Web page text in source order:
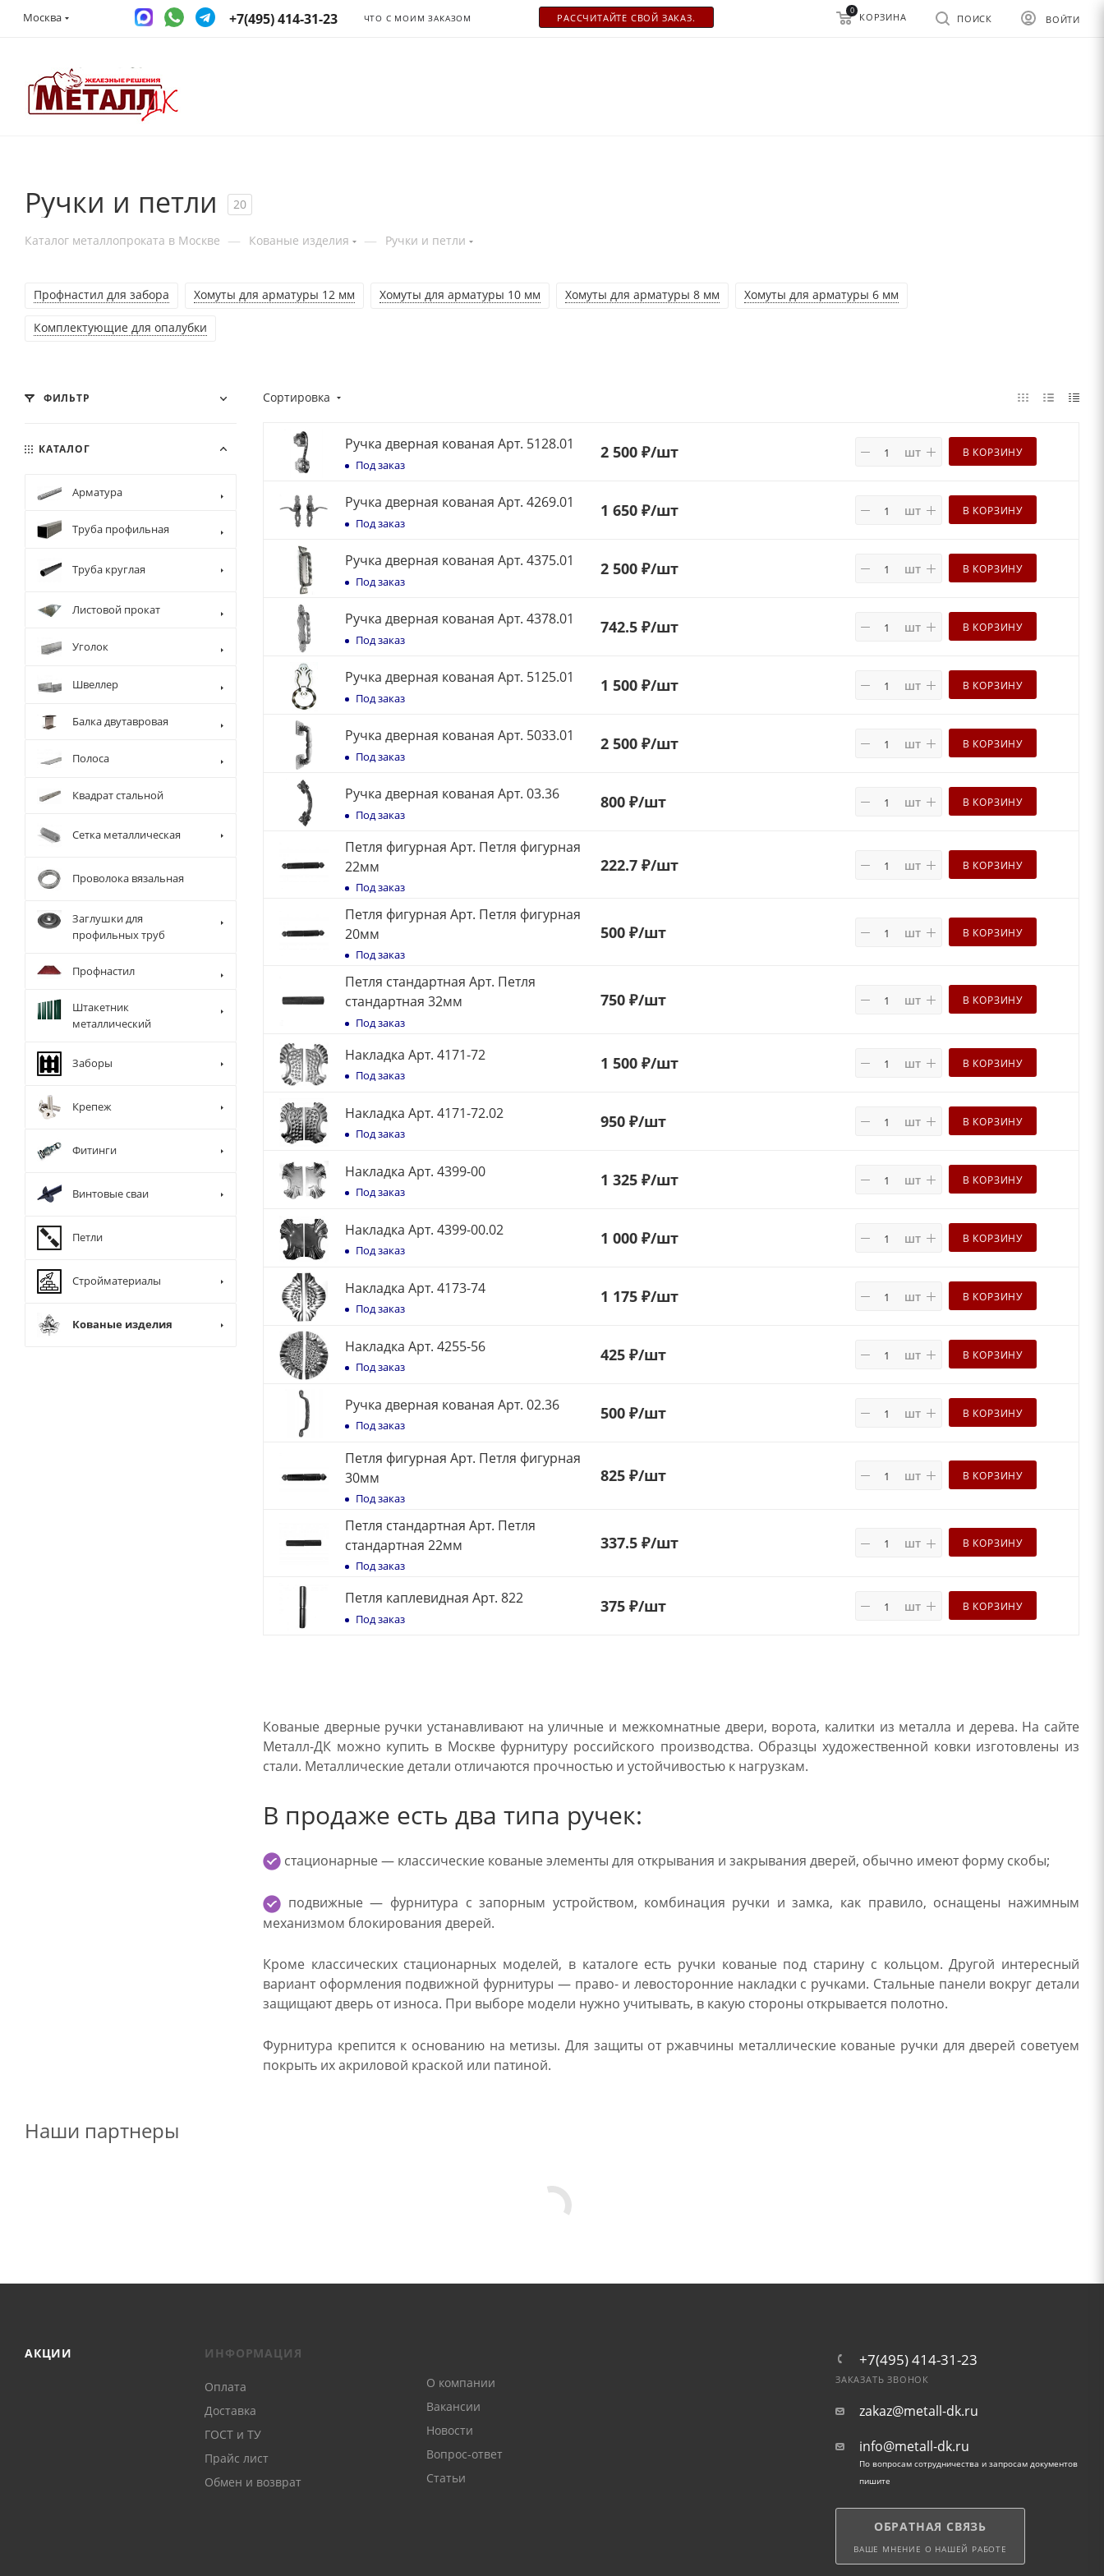
Москва +7(495) 414-31-23 ЧТО С МОИМ ЗАКАЗОМ РАСCЧИТАЙТЕ СВОЙ ЗАКАЗ. ВОЙТИ
ПОИСК
0
КОРЗИНА
Ручки и петли 20
Каталог металлопроката в Москве — Кованые изделия — Ручки и петли
Профнастил для забора Хомуты для арматуры 12 мм Хомуты для арматуры 10 мм Хомуты для арматуры 8 мм Хомуты для арматуры 6 мм
Комплектующие для опалубки
Сортировка
Ручка дверная кованая Арт. 5128.01
Под заказ
2 500 ₽/шт шт В КОРЗИНУ
Ручка дверная кованая Арт. 4269.01
Под заказ
1 650 ₽/шт шт В КОРЗИНУ
Ручка дверная кованая Арт. 4375.01
Под заказ
2 500 ₽/шт шт В КОРЗИНУ
Ручка дверная кованая Арт. 4378.01
Под заказ
742.5 ₽/шт шт В КОРЗИНУ
Ручка дверная кованая Арт. 5125.01
Под заказ
1 500 ₽/шт шт В КОРЗИНУ
Ручка дверная кованая Арт. 5033.01
Под заказ
2 500 ₽/шт шт В КОРЗИНУ
Ручка дверная кованая Арт. 03.36
Под заказ
800 ₽/шт шт В КОРЗИНУ
Петля фигурная Арт. Петля фигурная
22мм
Под заказ
222.7 ₽/шт шт В КОРЗИНУ
Петля фигурная Арт. Петля фигурная
20мм
Под заказ
500 ₽/шт шт В КОРЗИНУ
Петля стандартная Арт. Петля
стандартная 32мм
Под заказ
750 ₽/шт шт В КОРЗИНУ
Накладка Арт. 4171-72
Под заказ
1 500 ₽/шт шт В КОРЗИНУ
Накладка Арт. 4171-72.02
Под заказ
950 ₽/шт шт В КОРЗИНУ
Накладка Арт. 4399-00
Под заказ
1 325 ₽/шт шт В КОРЗИНУ
Накладка Арт. 4399-00.02
Под заказ
1 000 ₽/шт шт В КОРЗИНУ
Накладка Арт. 4173-74
Под заказ
1 175 ₽/шт шт В КОРЗИНУ
Накладка Арт. 4255-56
Под заказ
425 ₽/шт шт В КОРЗИНУ
Ручка дверная кованая Арт. 02.36
Под заказ
500 ₽/шт шт В КОРЗИНУ
Петля фигурная Арт. Петля фигурная
30мм
Под заказ
825 ₽/шт шт В КОРЗИНУ
Петля стандартная Арт. Петля
стандартная 22мм
Под заказ
337.5 ₽/шт шт В КОРЗИНУ
Петля каплевидная Арт. 822
Под заказ
375 ₽/шт шт В КОРЗИНУ
Кованые дверные ручки устанавливают на уличные и межкомнатные двери, ворота, калитки из металла и дерева. На сайте
Металл-ДК можно купить в Москве фурнитуру российского производства. Образцы художественной ковки изготовлены из
стали. Металлические детали отличаются прочностью и устойчивостью к нагрузкам.
В продаже есть два типа ручек:
стационарные — классические кованые элементы для открывания и закрывания дверей, обычно имеют форму скобы;
подвижные — фурнитура с запорным устройством, комбинация ручки и замка, как правило, оснащены нажимным
механизмом блокирования дверей.
Кроме классических стационарных моделей, в каталоге есть ручки кованые под старину с кольцом. Другой интересный
вариант оформления подвижной фурнитуры — право- и левосторонние накладки с ручками. Стальные панели вокруг детали
защищают дверь от износа. При выборе модели нужно учитывать, в какую стороны открывается полотно.
Фурнитура крепится к основанию на метизы. Для защиты от ржавчины металлические кованые ручки для дверей советуем
покрыть их акриловой краской или патиной.
ФИЛЬТР
КАТАЛОГ
Арматура
Труба профильная
Труба круглая
Листовой прокат
Уголок
Швеллер
Балка двутавровая
Полоса
Квадрат стальной
Сетка металлическая
Проволока вязальная
Заглушки для
профильных труб
Профнастил
Штакетник
металлический
Заборы
Крепеж
Фитинги
Винтовые сваи
Петли
Стройматериалы
Кованые изделия
Наши партнеры
АКЦИИ ИНФОРМАЦИЯ
Оплата
Доставка
ГОСТ и ТУ
Прайс лист
Обмен и возврат
О компании
Вакансии
Новости
Вопрос-ответ
Статьи
+7(495) 414-31-23
ЗАКАЗАТЬ ЗВОНОК
zakaz@metall-dk.ru
info@metall-dk.ru
По вопросам сотрудничества и запросам документов
пишите
ОБРАТНАЯ СВЯЗЬ
ВАШЕ МНЕНИЕ О НАШЕЙ РАБОТЕ